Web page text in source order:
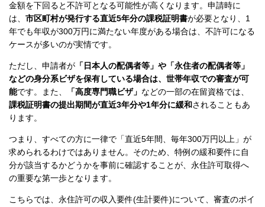
金額を下回ると不許可となる可能性が高くなります。申請時に
は、 市区町村が発行する直近5年分の課税証明書が必要となり、1
年でも年収が300万円に満たない年度がある場合は、不許可になる
ケースが多いのが実情です。
ただし、申請者が 「日本人の配偶者等」や「永住者の配偶者等」
などの身分系ビザを保有している場合は、世帯年収での審査が可
能です。また、 「高度専門職ビザ」 などの一部の在留資格では、
課税証明書の提出期間が直近3年分や1年分に緩和されることもあ
ります。
つまり、すべての方に一律で「直近5年間、毎年300万円以上」が
求められるわけではありません。そのため、特例の緩和要件に自
分が該当するかどうかを事前に確認することが、永住許可取得へ
の重要な第一歩となります。
こちらでは、永住許可の収入要件(生計要件)について、審査のポイ